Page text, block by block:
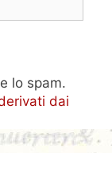
lo spam.
dai